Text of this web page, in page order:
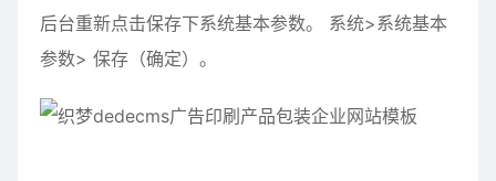
后台重新点击保存下系统基本参数。 系统>系统基本
参数> 保存（确定）。